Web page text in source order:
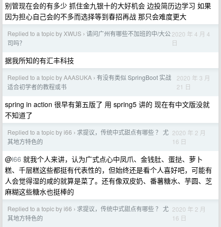
别管现在会的有多少 抓住金九银十的大好机会 边投简历边学习 如果
因为担心自己会的不多而选择等到春招再战 那只会难度更大
Replied to a topic by XWUS › 请问广州有哪些不加班的中/大公
司吗？
2020 年 4 月 4
日
据我所知的有汇丰科技
Replied to a topic by AAASUKA › 有没有类似 SpringBoot 实战
适合初学者的教程或书
2020 年 3 月
21 日
spring in action 很早有第五版了 用 spring5 讲的 现在有中文版没就
不知道了
Replied to a topic by i66 › 求提议，传统中式甜点有哪些 ？ 尤
其地方特色的
2020 年 2 月
16 日
@i66 就我个人来讲，认为广式点心中凤爪、金钱肚、蛋挞、萝卜
糕、千层糕这些都挺有代表性的，但始终还是看个人喜好吧，可能有
人会觉得湿的咸的就算是菜了。还有像双皮奶、番薯糖水、芋圆、芝
麻糊这些糖水也挺棒的
Replied to a topic by i66 › 求提议，传统中式甜点有哪些 ？ 尤
其地方特色的
2020 年 2 月
16 日